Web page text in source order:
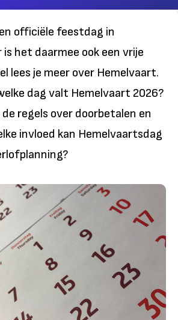
officiële feestdag in
het daarmee ook een vrije
lees je meer over Hemelvaart.
dag valt Hemelvaart 2026?
regels over doorbetalen en
invloed kan Hemelvaartsdag